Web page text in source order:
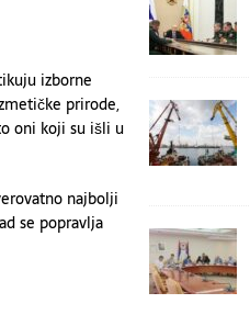
izborne
prirode,
oni koji su išli u
najbolji
se popravlja